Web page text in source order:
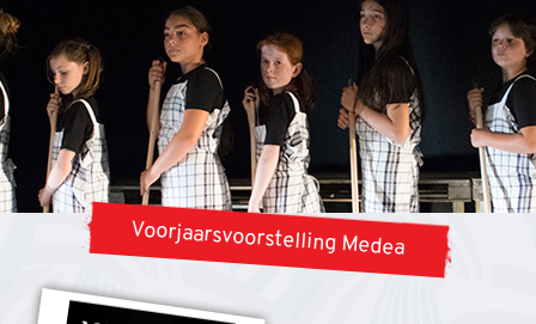
Voorjaarsvoorstelling Medea